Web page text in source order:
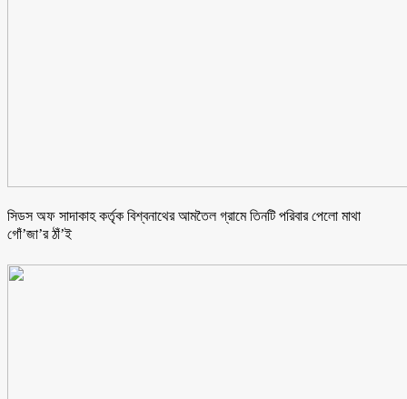
সিডস অফ সাদাকাহ কর্তৃক বিশ্বনাথের আমতৈল গ্রামে তিনটি পরিবার পেলো মাথা
গোঁ’জা’র ঠাঁ’ই